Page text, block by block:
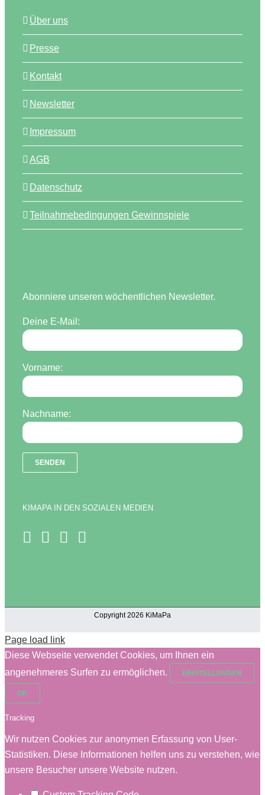
Über uns
Presse
Kontakt
Newsletter
Impressum
AGB
Datenschutz
Teilnahmebedingungen Gewinnspiele
Abonniere unseren wöchentlichen Newsletter.
Deine E-Mail:
Vorname:
Nachname:
KIMAPA IN DEN SOZIALEN MEDIEN
Copyright 2026 KiMaPa
Page load link
Diese Webseite verwendet Cookies, um Ihnen ein
angenehmeres Surfen zu ermöglichen.
EINSTELLUNGEN
OK
Tracking
Wir nutzen Cookies zur anonymen Erfassung von User-
Statistiken. Diese Informationen helfen uns zu verstehen, wie
unsere Besucher unsere Website nutzen.